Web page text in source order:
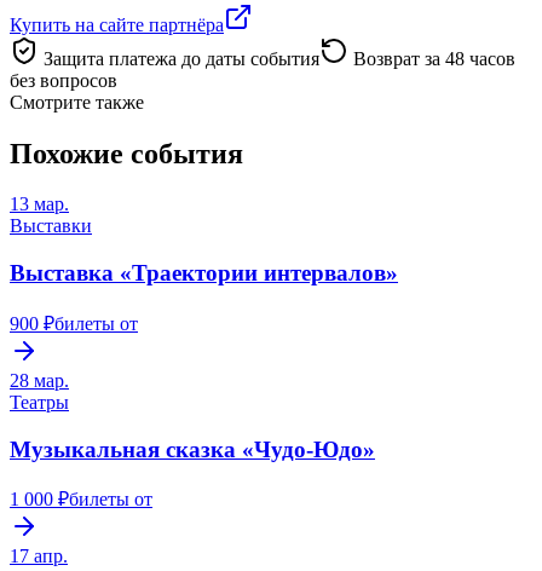
Купить на сайте партнёра
Защита платежа до даты события
Возврат за 48 часов
без вопросов
Смотрите также
Похожие события
13 мар.
Выставки
Выставка «Траектории интервалов»
900 ₽билеты от
28 мар.
Театры
Музыкальная сказка «Чудо-Юдо»
1 000 ₽билеты от
17 апр.